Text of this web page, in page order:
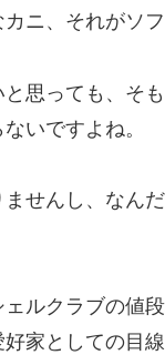
ニ、それがソ
思っても、そ
いですよね。
せんし、なん
ルクラブの値
家としての目